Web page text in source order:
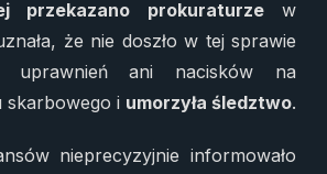
przekazano prokuraturzew
że nie doszło w tej sprawie
uprawnień ani nacisków na
skarbowego i umorzyła śledztwo.
nieprecyzyjnie informowało